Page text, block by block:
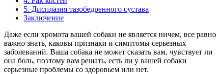
5. Дисплазия тазобедренного сустава
Заключение
Даже если хромота вашей собаки не является ничем, все равно
важно знать, каковы признаки и симптомы серьезных
заболеваний. Ваша собака не может сказать вам, чувствует ли
она боль, поэтому вам решать, есть ли у вашей собаки
серьезные проблемы со здоровьем или нет.